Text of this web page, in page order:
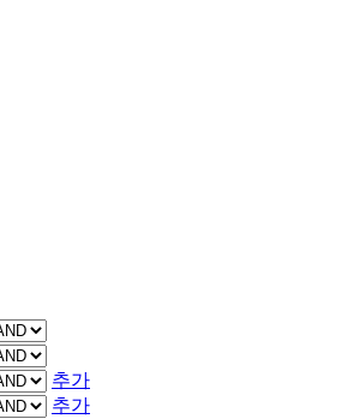
추가
추가